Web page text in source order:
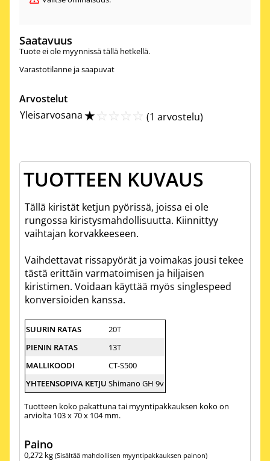
Saatavuus
Tuote ei ole myynnissä tällä hetkellä.
Varastotilanne ja saapuvat
Arvostelut
Yleisarvosana☆☆ ☆ ☆ ☆ (1 arvostelu)
TUOTTEEN KUVAUS
Tällä kiristät ketjun pyörissä, joissa ei ole
rungossa kiristysmahdollisuutta. Kiinnittyy
vaihtajan korvakkeeseen.
Vaihdettavat rissapyörät ja voimakas jousi tekee
tästä erittäin varmatoimisen ja hiljaisen
kiristimen. Voidaan käyttää myös singlespeed
konversioiden kanssa.
SUURIN RATAS
20T
PIENIN RATAS
13T
MALLIKOODI
CT-S500
YHTEENSOPIVA KETJU Shimano GH 9v
Tuotteen koko pakattuna tai myyntipakkauksen koko on
arviolta 103 x 70 x 104 mm.
Paino
0,272 kg (Sisältää mahdollisen myyntipakkauksen painon)